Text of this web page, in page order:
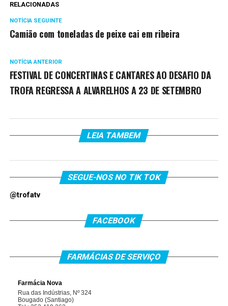
RELACIONADAS
NOTÍCIA SEGUINTE
Camião com toneladas de peixe cai em ribeira
NOTÍCIA ANTERIOR
FESTIVAL DE CONCERTINAS E CANTARES AO DESAFIO DA
TROFA REGRESSA A ALVARELHOS A 23 DE SETEMBRO
LEIA TAMBEM
SEGUE-NOS NO TIK TOK
@trofatv
FACEBOOK
FARMÁCIAS DE SERVIÇO